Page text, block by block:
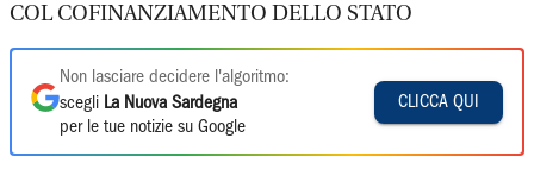
COL COFINANZIAMENTO DELLO STATO
Non lasciare decidere l'algoritmo:
scegli La Nuova Sardegna
per le tue notizie su Google
CLICCA QUI